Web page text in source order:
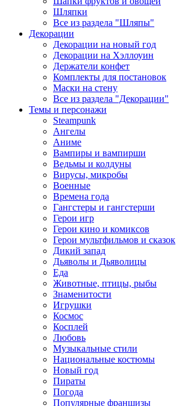
Шляпки
Все из раздела "Шляпы"
Декорации
Декорации на новый год
Декорации на Хэллоуин
Держатели конфет
Комплекты для постановок
Маски на стену
Все из раздела "Декорации"
Темы и персонажи
Steampunk
Ангелы
Аниме
Вампиры и вампирши
Ведьмы и колдуны
Вирусы, микробы
Военные
Времена года
Гангстеры и гангстерши
Герои игр
Герои кино и комиксов
Герои мультфильмов и сказок
Дикий запад
Дьяволы и Дьяволицы
Еда
Животные, птицы, рыбы
Знаменитости
Игрушки
Космос
Косплей
Любовь
Музыкальные стили
Национальные костюмы
Новый год
Пираты
Погода
Популярные франшизы